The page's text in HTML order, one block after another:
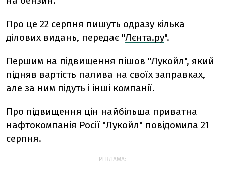
Про це 22 серпня пишуть одразу кілька
ділових видань, передає "Лєнта.ру".
Першим на підвищення пішов "Лукойл", який
підняв вартість палива на своїх заправках,
але за ним підуть і інші компанії.
Про підвищення цін найбільша приватна
нафтокомпанія Росії "Лукойл" повідомила 21
серпня.
РЕКЛАМА: